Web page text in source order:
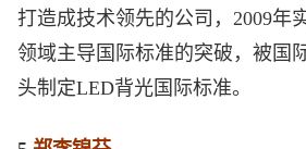
打造成技术领先的公司，2009年
领域主导国际标准的突破，被国
头制定LED背光国际标准。